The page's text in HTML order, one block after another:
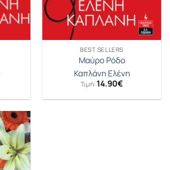
BEST SELLERS
Μαύρο Ρόδο
Καπλάνη Ελένη
Τιμή: 14.90€